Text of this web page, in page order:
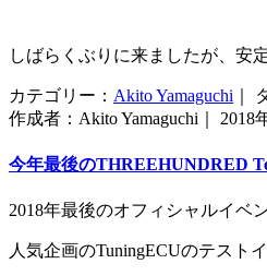
しばらくぶりに来ましたが、安
カテゴリー： Akito Yamaguchi ｜
作成者：Akito Yamaguchi｜ 2018
今年最後のTHREEHUNDRED
2018年最後のオフィシャルイベ
人気企画のTuningECUのテスト